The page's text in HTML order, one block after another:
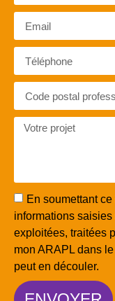
En soumettant
informations
exploitées, traitées
mon ARAPL dans
peut en découler.